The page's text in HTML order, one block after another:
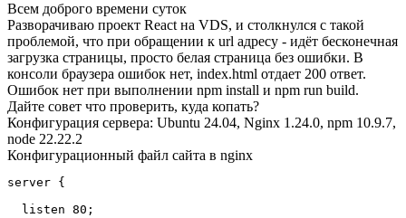
Всем доброго времени суток
Разворачиваю проект React на VDS, и столкнулся с такой
проблемой, что при обращении к url адресу - идёт бесконечная
загрузка страницы, просто белая страница без ошибки. В
консоли браузера ошибок нет, index.html отдает 200 ответ.
Ошибок нет при выполнении npm install и npm run build.
Дайте совет что проверить, куда копать?
Конфигурация сервера: Ubuntu 24.04, Nginx 1.24.0, npm 10.9.7,
node 22.22.2
Конфигурационный файл сайта в nginx
server {
  listen 80;